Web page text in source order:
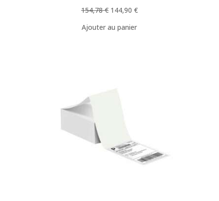
154,78€ Le
initial
144,90 €Le
Ajouter au panier